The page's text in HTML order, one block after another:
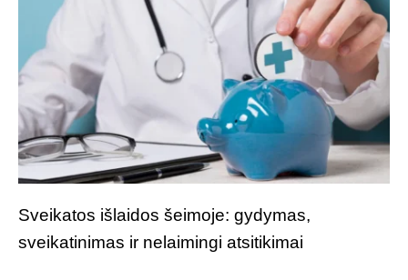
Sveikatos išlaidos šeimoje: gydymas,
sveikatinimas ir nelaimingi atsitikimai